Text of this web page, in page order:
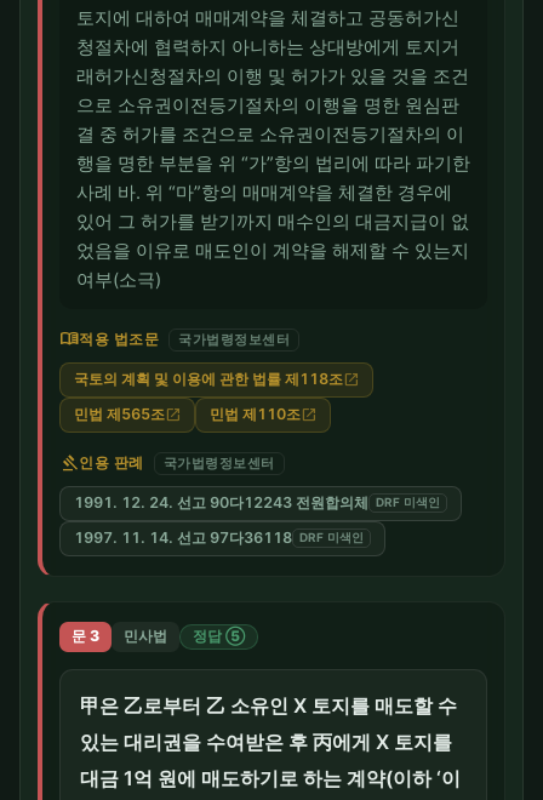
토지에 대하여 매매계약을 체결하고 공동허가신
청절차에 협력하지 아니하는 상대방에게 토지거
래허가신청절차의 이행 및 허가가 있을 것을 조건
으로 소유권이전등기절차의 이행을 명한 원심판
결 중 허가를 조건으로 소유권이전등기절차의 이
행을 명한 부분을 위 “가”항의 법리에 따라 파기한
사례 바. 위 “마”항의 매매계약을 체결한 경우에
있어 그 허가를 받기까지 매수인의 대금지급이 없
었음을 이유로 매도인이 계약을 해제할 수 있는지
여부(소극)
menu_book적용 법조문 국가법령정보센터
국토의 계획 및 이용에 관한 법률 제118조 open_in_new
민법 제565조 open_in_new 민법 제110조 open_in_new
gavel인용 판례 국가법령정보센터
1991. 12. 24. 선고 90다12243 전원합의체 DRF 미색인
1997. 11. 14. 선고 97다36118 DRF 미색인
문 3 민사법 정답 ⑤
甲은 乙로부터 乙 소유인 X 토지를 매도할 수
있는 대리권을 수여받은 후 丙에게 X 토지를
대금 1억 원에 매도하기로 하는 계약(이하 ‘이